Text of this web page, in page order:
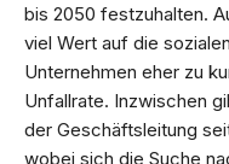
bis 2050 festzuhalten.
viel Wert auf die
Unternehmen eher zu
Unfallrate. Inzwischen
der Geschäftsleitung
wobei sich die Suche